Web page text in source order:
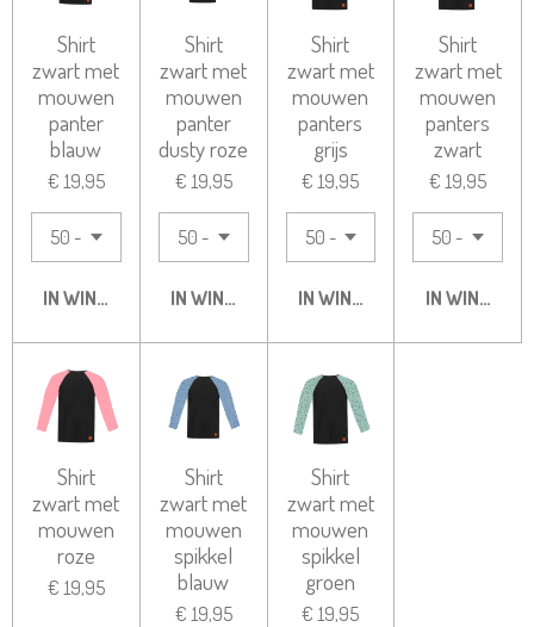
Shirt
zwart met
mouwen
panter
blauw
€ 19,95
IN WINKELWAGEN
Shirt
zwart met
mouwen
panter
dusty roze
€ 19,95
IN WINKELWAGEN
Shirt
zwart met
mouwen
panters
grijs
€ 19,95
IN WINKELWAGEN
Shirt
zwart met
mouwen
panters
zwart
€ 19,95
IN
Shirt
zwart met
mouwen
roze
€ 19,95
Shirt
zwart met
mouwen
spikkel
blauw
€ 19,95
Shirt
zwart met
mouwen
spikkel
groen
€ 19,95